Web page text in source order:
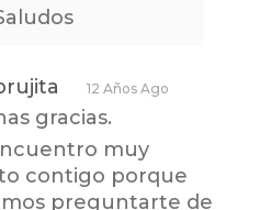
12 Años Ago
gracias.
muy
contigo porque
preguntarte de